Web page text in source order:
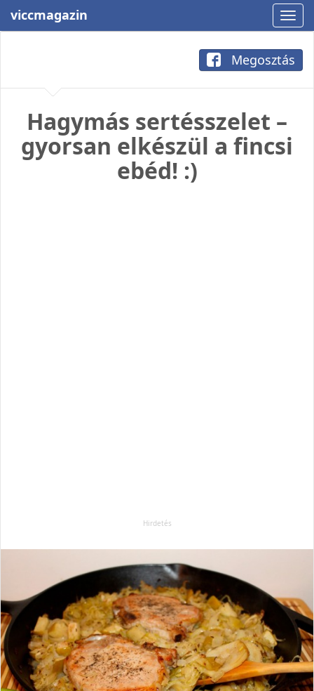
viccmagazin
Megosztás
Hagymás sertésszelet –
gyorsan elkészül a fincsi
ebéd! :)